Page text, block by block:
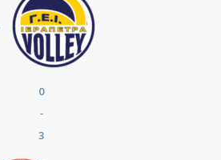
0
-
3